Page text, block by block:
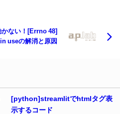
ない！[Errno 48]
useの解消と原因
[python]streamlitでhtmlタグ表
示するコード